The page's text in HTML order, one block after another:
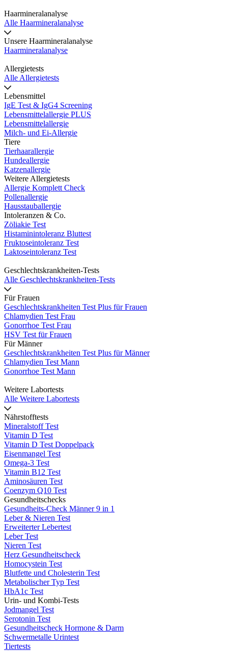
Haarmineralanalyse
Alle Haarmineralanalyse
Unsere Haarmineralanalyse
Haarmineralanalyse
Allergietests
Alle Allergietests
Lebensmittel
IgE Test & IgG4 Screening
Lebensmittelallergie PLUS
Lebensmittelallergie
Milch- und Ei-Allergie
Tiere
Tierhaarallergie
Hundeallergie
Katzenallergie
Weitere Allergietests
Allergie Komplett Check
Pollenallergie
Hausstauballergie
Intoleranzen & Co.
Zöliakie Test
Histaminintoleranz Bluttest
Fruktoseintoleranz Test
Laktoseintoleranz Test
Geschlechtskrankheiten-Tests
Alle Geschlechtskrankheiten-Tests
Für Frauen
Geschlechtskrankheiten Test Plus für Frauen
Chlamydien Test Frau
Gonorrhoe Test Frau
HSV Test für Frauen
Für Männer
Geschlechtskrankheiten Test Plus für Männer
Chlamydien Test Mann
Gonorrhoe Test Mann
Weitere Labortests
Alle Weitere Labortests
Nährstofftests
Mineralstoff Test
Vitamin D Test
Vitamin D Test Doppelpack
Eisenmangel Test
Omega-3 Test
Vitamin B12 Test
Aminosäuren Test
Coenzym Q10 Test
Gesundheitschecks
Gesundheits-Check Männer 9 in 1
Leber & Nieren Test
Erweiterter Lebertest
Leber Test
Nieren Test
Herz Gesundheitscheck
Homocystein Test
Blutfette und Cholesterin Test
Metabolischer Typ Test
HbA1c Test
Urin- und Kombi-Tests
Jodmangel Test
Serotonin Test
Gesundheitscheck Hormone & Darm
Schwermetalle Urintest
Tiertests